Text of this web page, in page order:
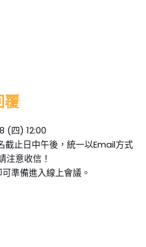
覆
(四) 12:00
截止日中午後，統一以Email方式
注意收信！
準備進入線上會議。